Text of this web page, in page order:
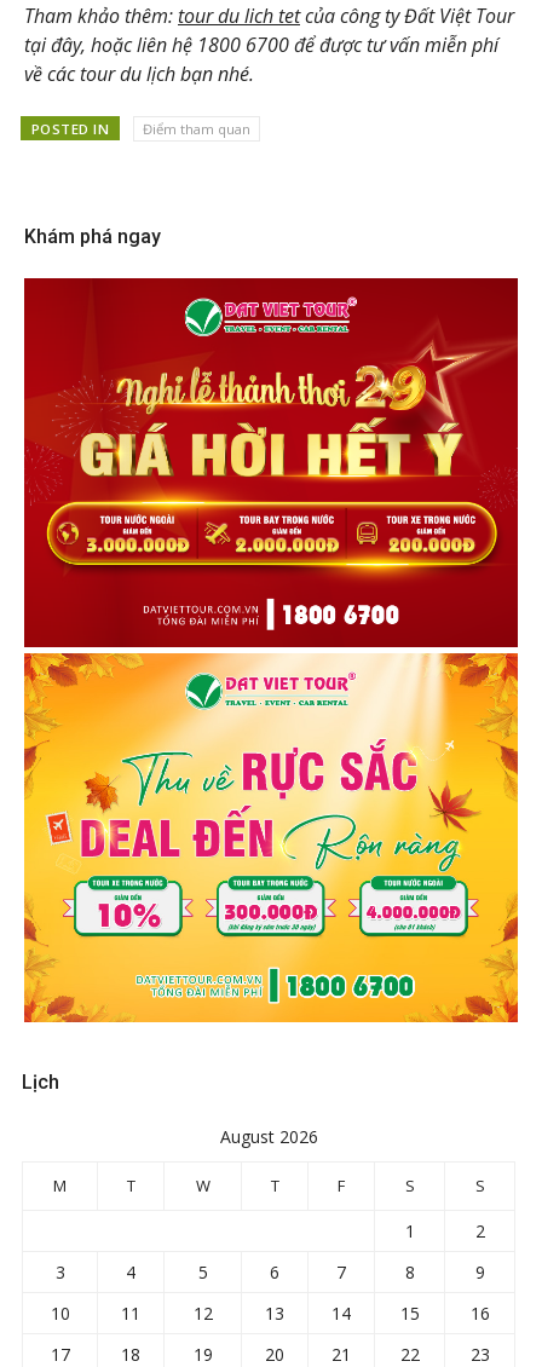
Tham khảo thêm:tour du lich tetcủa công ty Đất Việt Tour
tại đây, hoặc liên hệ 1800 6700 để được tư vấn miễn phí
về các tour du lịch bạn nhé.
POSTED IN Điểm tham quan
Khám phá ngay
Lịch
August 2026
M T W T F S S
1
2
3
4 5 6 7 8
9
10
11 12 13 14 15
16
17
18 19 20 21 22
23